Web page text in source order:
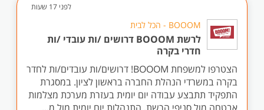
לפני 17 שעות
BOOOM - הכל לבית
לרשת BOOOM דרושים /ות עובדי /ות
חדרי בקרה
הצטרפו למשפחת BOOOM! דרושים/ות עובדים/ות לחדר
בקרה במשרדי הנהלת החברה בראשון לציון. במסגרת
התפקיד תתבצע עבודה יום יומית בעזרת מערכת מצלמות